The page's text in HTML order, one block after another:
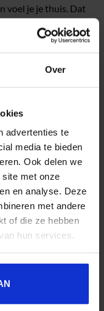
Over
advertenties te
media te bieden
Ook delen we
met onze
en analyse. Deze
met andere
of die ze hebben
hun services.
voel je je thuis. Dat
gerenoveerde
en tegelijkertijd
fijne loungeplek,
series en muziek te
Natuurliefhebbers
door Het
door bosgebied
prachtig!